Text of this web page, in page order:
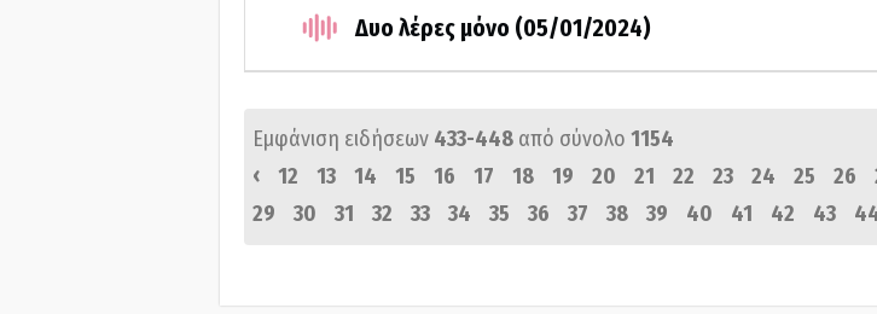
Δυο λέρες μόνο (05/01/2024)
Εμφάνιση ειδήσεων 433-448 από σύνολο 1154
‹
12 13 14 15 16 17 18 19 20 21 22 23 24 25 26
29
30 31 32 33 34 35 36 37 38 39 40 41 42 43